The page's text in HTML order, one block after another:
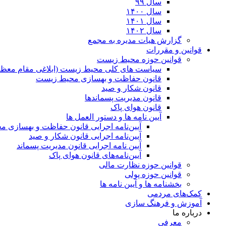
سال ۹۹
سال ۱۴۰۰
سال ۱۴۰۱
سال ۱۴۰۲
گزارش هیات مدیره به مجمع
قوانین و مقررات
قوانین حوزه محیط زیست
ﺳﯿﺎﺳﺖ ﻫﺎی ﮐﻠﯽ ﻣﺤﯿﻂ زﯾﺴﺖ (ابلاغی مقام
قانون حفاظت و بهسازی محیط زیست
قانون شکار و صید
قانون مدیریت پسماندها
قانون هوای پاک
آیین نامه ها و دستور العمل ها
آیین‌نامه اجرایی قانون حفاظت و
آیین‌نامه اجرایی قانون شکار و صید
آیین نامه اجرایی قانون مدیریت پسماند
آیین‌نامه‌های قانون هوای پاک
قوانین حوزه نظارت مالی
قوانین حوزه پولی
بخشنامه ها و آیین نامه ها
کمک‌های مردمی
آموزش و فرهنگ سازی
درباره ما
معرفی